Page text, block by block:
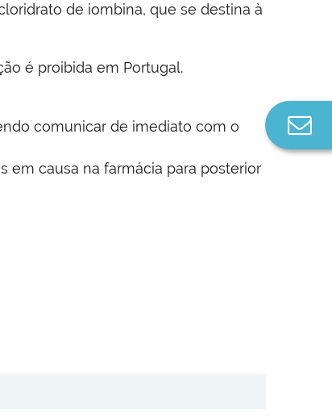
de iombina, que se destina à
é proibida em Portugal.
comunicar de imediato com o
em causa na farmácia para posterior